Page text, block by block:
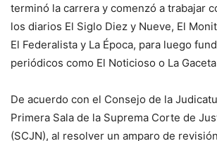
terminó la carrera y comenzó a trabajar
los diarios El Siglo Diez y Nueve, El
El Federalista y La Época, para luego
periódicos como El Noticioso o La
De acuerdo con el Consejo de la
Primera Sala de la Suprema Corte de
(SCJN), al resolver un amparo de